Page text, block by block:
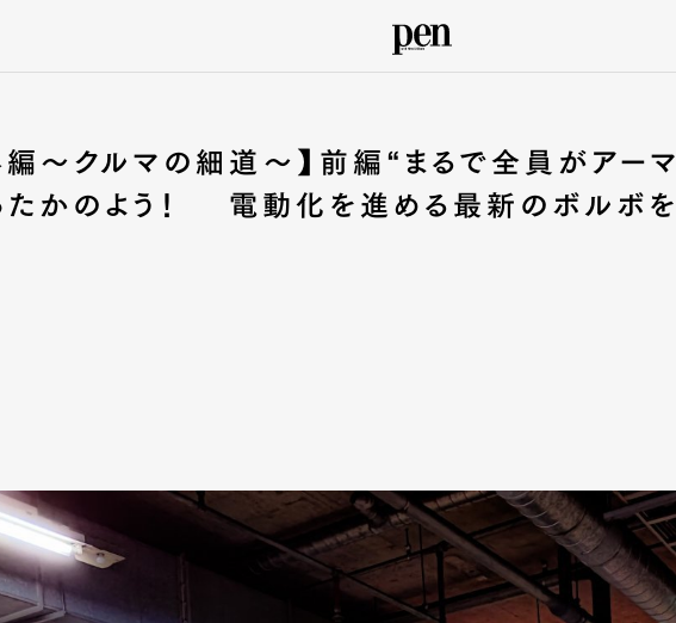
編〜クルマの細道〜】前編“まるで全員がアーマ
たかのよう！ 電動化を進める最新のボルボを